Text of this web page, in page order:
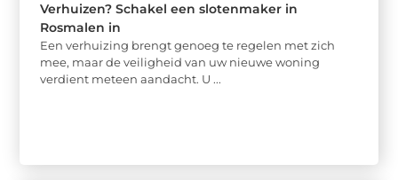
Verhuizen? Schakel een slotenmaker in
Rosmalen in
Een verhuizing brengt genoeg te regelen met zich
mee, maar de veiligheid van uw nieuwe woning
verdient meteen aandacht. U ...